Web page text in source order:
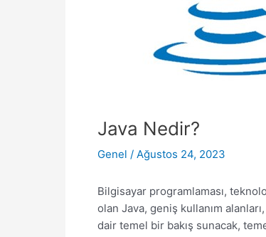
Java Nedir?
Genel / Ağustos 24, 2023
Bilgisayar programlaması,
olan Java, geniş kullanım
dair temel bir bakış sunacak,